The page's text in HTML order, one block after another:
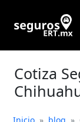
Cotiza